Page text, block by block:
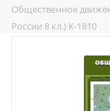
Общественное
России 8 кл.) К-1810